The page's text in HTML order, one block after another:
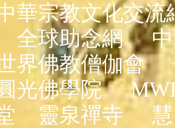
華宗教文化交流
全球助念網
界佛教僧伽會
光佛學院
靈泉禪寺